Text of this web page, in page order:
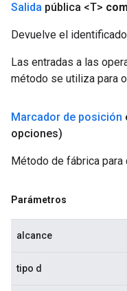
Salida pública <T>
Devuelve el
Las entradas a las
método se utiliza para
Marcador de posición
opciones)
Método de fábrica para
Parámetros
alcance
tipo d